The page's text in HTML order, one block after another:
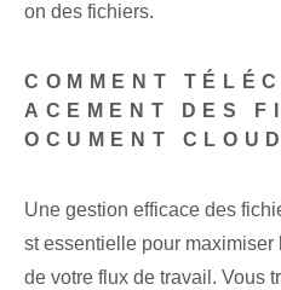
on des fichiers.
COMMENT
ACEMENT DES
OCUMENT CLOUD
Une gestion efficace des
st essentielle pour
de votre flux de travail. Vous